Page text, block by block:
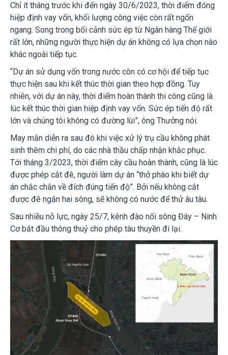
Chỉ ít tháng trước khi đến ngày 30/6/2023, thời điểm đóng
hiệp định vay vốn, khối lượng công việc còn rất ngổn
ngang. Song trong bối cảnh sức ép từ Ngân hàng Thế giới
rất lớn, những người thực hiện dự án không có lựa chọn nào
khác ngoài tiếp tục.
“Dự án sử dụng vốn trong nước còn có cơ hội để tiếp tục
thực hiện sau khi kết thúc thời gian theo hợp đồng. Tuy
nhiên, với dự án này, thời điểm hoàn thành thi công cũng là
lúc kết thúc thời gian hiệp định vay vốn. Sức ép tiến độ rất
lớn và chúng tôi không có đường lùi”, ông Thưởng nói.
May mắn diễn ra sau đó khi việc xử lý trụ cầu không phát
sinh thêm chi phí, do các nhà thầu chấp nhận khắc phục.
Tới tháng 3/2023, thời điểm cây cầu hoàn thành, cũng là lúc
được phép cắt đê, người làm dự án “thở phào khi biết dự
án chắc chắn về đích đúng tiến độ”. Bởi nếu không cắt
được đê ngăn hai sông, sẽ không có nước để thử âu tàu.
Sau nhiều nỗ lực, ngày 25/7, kênh đào nối sông Đáy – Ninh
Cơ bắt đầu thông thuỷ cho phép tàu thuyền đi lại.